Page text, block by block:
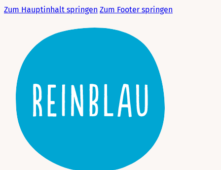
Zum Hauptinhalt springen Zum Footer springen